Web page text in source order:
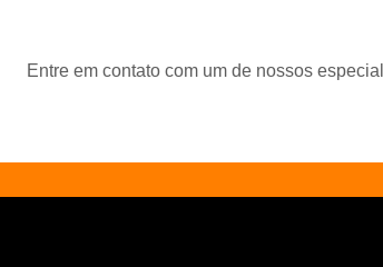
Entre em contato com um de nossos